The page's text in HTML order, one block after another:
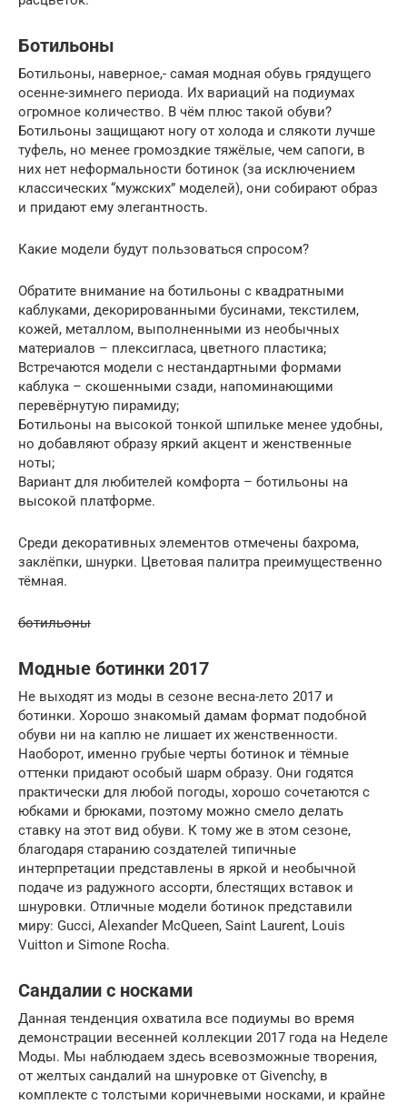
Ботильоны
Ботильоны, наверное,- самая модная обувь грядущего
осенне-зимнего периода. Их вариаций на подиумах
огромное количество. В чём плюс такой обуви?
Ботильоны защищают ногу от холода и слякоти лучше
туфель, но менее громоздкие тяжёлые, чем сапоги, в
них нет неформальности ботинок (за исключением
классических “мужских” моделей), они собирают образ
и придают ему элегантность.
Какие модели будут пользоваться спросом?
Обратите внимание на ботильоны с квадратными
каблуками, декорированными бусинами, текстилем,
кожей, металлом, выполненными из необычных
материалов – плексигласа, цветного пластика;
Встречаются модели с нестандартными формами
каблука – скошенными сзади, напоминающими
перевёрнутую пирамиду;
Ботильоны на высокой тонкой шпильке менее удобны,
но добавляют образу яркий акцент и женственные
ноты;
Вариант для любителей комфорта – ботильоны на
высокой платформе.
Среди декоративных элементов отмечены бахрома,
заклёпки, шнурки. Цветовая палитра преимущественно
тёмная.
ботильоны
Модные ботинки 2017
Не выходят из моды в сезоне весна-лето 2017 и
ботинки. Хорошо знакомый дамам формат подобной
обуви ни на каплю не лишает их женственности.
Наоборот, именно грубые черты ботинок и тёмные
оттенки придают особый шарм образу. Они годятся
практически для любой погоды, хорошо сочетаются с
юбками и брюками, поэтому можно смело делать
ставку на этот вид обуви. К тому же в этом сезоне,
благодаря старанию создателей типичные
интерпретации представлены в яркой и необычной
подаче из радужного ассорти, блестящих вставок и
шнуровки. Отличные модели ботинок представили
миру: Gucci, Alexander McQueen, Saint Laurent, Louis
Vuitton и Simone Rocha.
Сандалии с носками
Данная тенденция охватила все подиумы во время
демонстрации весенней коллекции 2017 года на Неделе
Моды. Мы наблюдаем здесь всевозможные творения,
от желтых сандалий на шнуровке от Givenchy, в
комплекте с толстыми коричневыми носками, и крайне